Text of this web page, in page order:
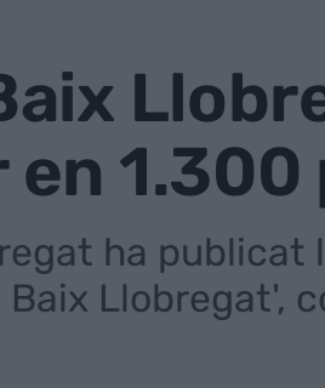
en
ha
Baix Llobregat',